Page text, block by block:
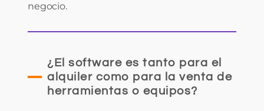
negocio.
¿El software es tanto para el
alquiler como para la venta de
herramientas o equipos?